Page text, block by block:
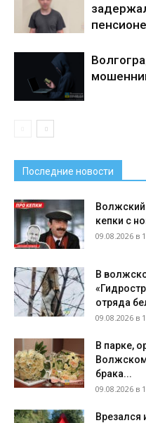
Последние новости
Волжский
кепки с
09.08.2026 в
В
отряда
09.08.2026 в
В парке,
брака...
09.08.2026 в